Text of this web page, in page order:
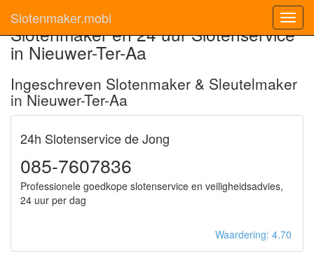
Slotenmaker.mobi
Slotenmaker en 24 uur Slotenservice
in Nieuwer-Ter-Aa
Ingeschreven Slotenmaker & Sleutelmaker
in Nieuwer-Ter-Aa
24h Slotenservice de Jong
085-7607836
Professionele goedkope slotenservice en veiligheidsadvies,
24 uur per dag
Waardering: 4.70